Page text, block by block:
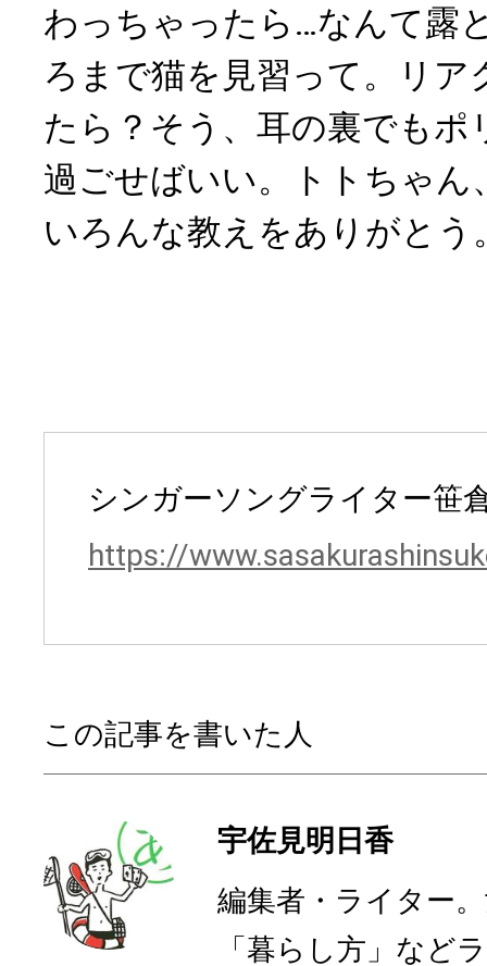
わっちゃったら…なんて露
ろまで猫を見習って。リア
たら？そう、耳の裏でもポ
過ごせばいい。トトちゃん
いろんな教えをありがとう
シンガーソングライター笹
https://
この記事を書いた人
宇佐見明日香
編集者・ライター
「暮らし方」など